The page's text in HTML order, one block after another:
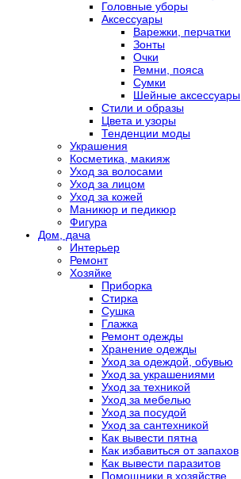
Головные уборы
Аксессуары
Варежки, перчатки
Зонты
Очки
Ремни, пояса
Сумки
Шейные аксессуары
Стили и образы
Цвета и узоры
Тенденции моды
Украшения
Косметика, макияж
Уход за волосами
Уход за лицом
Уход за кожей
Маникюр и педикюр
Фигура
Дом, дача
Интерьер
Ремонт
Хозяйке
Приборка
Стирка
Сушка
Глажка
Ремонт одежды
Хранение одежды
Уход за одеждой, обувью
Уход за украшениями
Уход за техникой
Уход за мебелью
Уход за посудой
Уход за сантехникой
Как вывести пятна
Как избавиться от запахов
Как вывести паразитов
Помощники в хозяйстве